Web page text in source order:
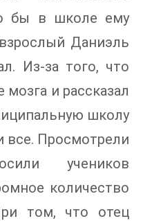
бы в школе ему
Даниэль
Из-за того, что
и рассказал
школу
все. Просмотрели
учеников
количество
том, что отец